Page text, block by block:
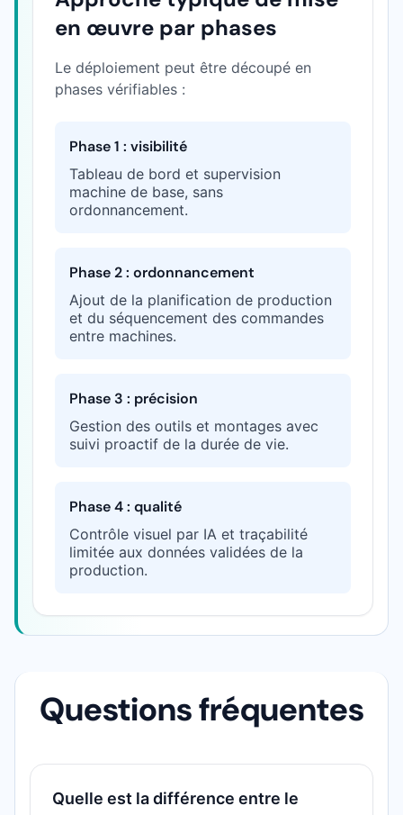
en œuvre par phases
Le déploiement peut être découpé en
phases vérifiables :
Phase 1 : visibilité
Tableau de bord et supervision
machine de base, sans
ordonnancement.
Phase 2 : ordonnancement
Ajout de la planification de production
et du séquencement des commandes
entre machines.
Phase 3 : précision
Gestion des outils et montages avec
suivi proactif de la durée de vie.
Phase 4 : qualité
Contrôle visuel par IA et traçabilité
limitée aux données validées de la
production.
Questions fréquentes
Quelle est la différence entre le